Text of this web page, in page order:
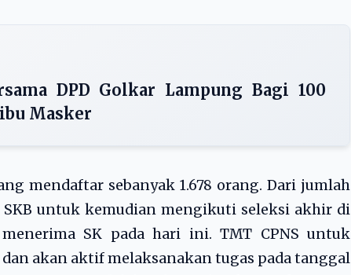
DPD Golkar Lampung Bagi 100
Masker
mendaftar sebanyak 1.678 orang. Dari jumlah
SKB untuk kemudian mengikuti seleksi akhir di
SK pada hari ini. TMT CPNS untuk
akan aktif melaksanakan tugas pada tanggal